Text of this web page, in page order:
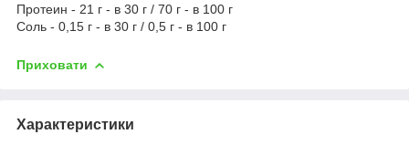
Протеин - 21 г - в 30 г / 70 г - в 100 г
Соль - 0,15 г - в 30 г / 0,5 г - в 100 г
Приховати
Характеристики